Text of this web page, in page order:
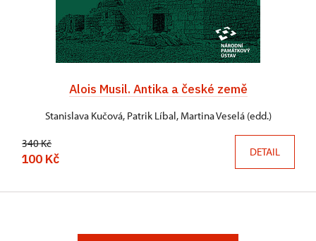
Alois Musil. Antika a české země
Stanislava Kučová, Patrik Líbal, Martina Veselá (edd.)
340 Kč
100 Kč DETAIL